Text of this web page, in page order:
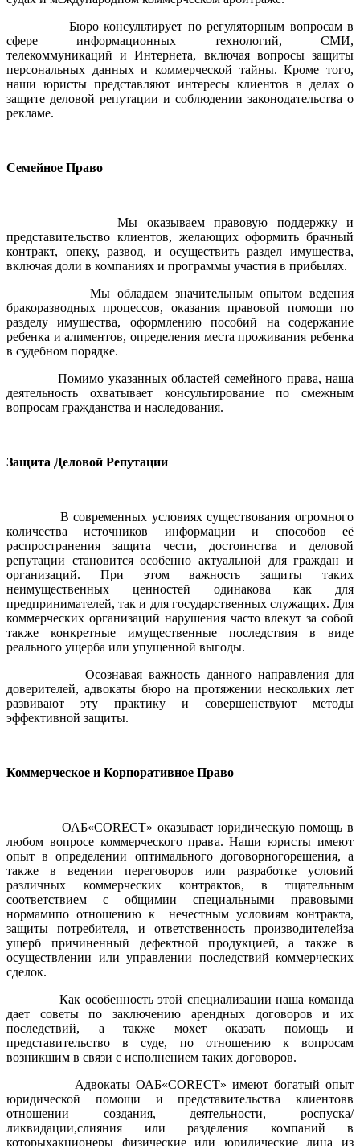
Бюро консультирует по регуляторным вопросам в
сфере информационных технологий, СМИ,
телекоммуникаций и Интернета, включая вопросы защиты
персональных данных и коммерческой тайны. Кроме того,
наши юристы представляют интересы клиентов в делах о
защите деловой репутации и соблюдении законодательства о
рекламе.
Семейное Право
Мы оказываем правовую поддержку и
представительство клиентов, желающих оформить брачный
контракт, опеку, развод, и осуществить раздел имущества,
включая доли в компаниях и программы участия в прибылях.
Мы обладаем значительным опытом ведения
бракоразводных процессов, оказания правовой помощи по
разделу имущества, оформлению пособий на содержание
ребенка и алиментов, определения места проживания ребенка
в судебном порядке.
Помимо указанных областей семейного права, наша
деятельность охватывает консультирование по смежным
вопросам гражданства и наследования.
Защита Деловой Репутации
В современных условиях существования огромного
количества источников информации и способов её
распространения защита чести, достоинства и деловой
репутации становится особенно актуальной для граждан и
организаций. При этом важность защиты таких
неимущественных ценностей одинакова как для
предпринимателей, так и для государственных служащих. Для
коммерческих организаций нарушения часто влекут за собой
также конкретные имущественные последствия в виде
реального ущерба или упущенной выгоды.
Осознавая важность данного направления для
доверителей, адвокаты бюро на протяжении нескольких лет
развивают эту практику и совершенствуют методы
эффективной защиты.
Коммерческое и Корпоративное Право
ОАБ«CORECT» оказывает юридическую помощь в
любом вопросе коммерческого права. Наши юристы имеют
опыт в определении оптимального договорногорешения, а
также в ведении переговоров или разработке условий
различных коммерческих контрактов, в тщательным
соответствием с общимии специальными правовыми
нормамипо отношению к нечестным условиям контракта,
защиты потребителя, и ответственность производителейза
ущерб причиненный дефектной продукцией, а также в
осуществлении или управлении последствий коммерческих
сделок.
Как особенность этой специализации наша команда
дает советы по заключению арендных договоров и их
последствий, а также мохет оказать помощь и
представительство в суде, по отношению к вопросам
возникшим в связи с исполнением таких договоров.
Адвокаты ОАБ«CORECT» имеют богатый опыт
юридической помощи и представительства клиентовв
отношении создания, деятельности, роспуска/
ликвидации,слияния или разделения компаний в
которыхакционеры физические или юридические лица из